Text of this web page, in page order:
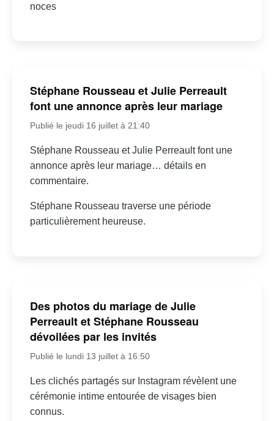
noces
Stéphane Rousseau et Julie Perreault
font une annonce après leur mariage
Publié le jeudi 16 juillet à 21:40
Stéphane Rousseau et Julie Perreault font une
annonce après leur mariage… détails en
commentaire.
Stéphane Rousseau traverse une période
particulièrement heureuse.
Des photos du mariage de Julie
Perreault et Stéphane Rousseau
dévoilées par les invités
Publié le lundi 13 juillet à 16:50
Les clichés partagés sur Instagram révèlent une
cérémonie intime entourée de visages bien
connus.